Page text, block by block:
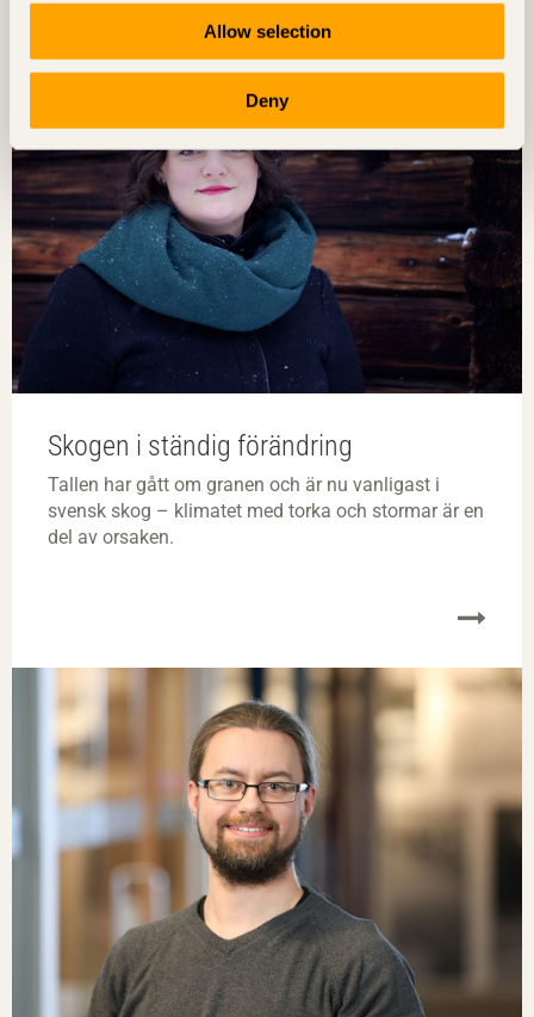
Allow selection
Deny
Skogen i ständig förändring
Tallen har gått om granen och är nu vanligast i
svensk skog – klimatet med torka och stormar är en
del av orsaken.